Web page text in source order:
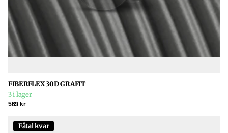
FIBERFLEX 30D GRAFIT
3 i lager
569 kr
Fåtal kvar